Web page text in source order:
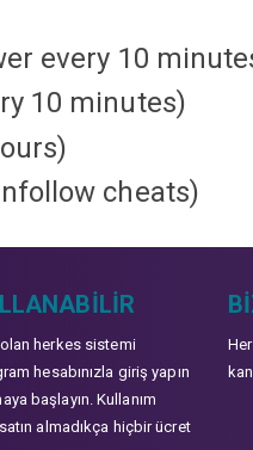
every 10
10 minutes)
cheats)
herkes sistemi
hesabınızla giriş yapın
başlayın. Kullanım
almadıkça hiçbir ücret